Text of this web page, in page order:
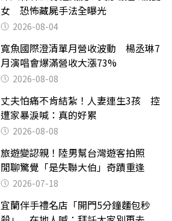
女 恐怖藏屍手法全曝光
2026-08-04
寬魚國際澄清單月營收波動 楊丞琳7
月演唱會爆滿營收大漲73%
2026-08-08
丈夫怕痛不肯結紮！人妻連生3孩 控
遭家暴淚喊：真的好累
2026-08-08
旅遊變認親！陸男幫台灣遊客拍照
閒聊驚覺「是失聯大伯」奇蹟重逢
2026-07-18
宜蘭伴手禮名店「開門5分鐘麵包秒